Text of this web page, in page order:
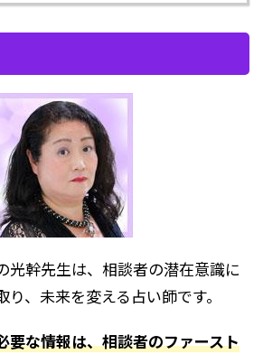
光幹先生は、相談者の潜在意識に
、未来を変える占い師です。
要な情報は、相談者のファースト